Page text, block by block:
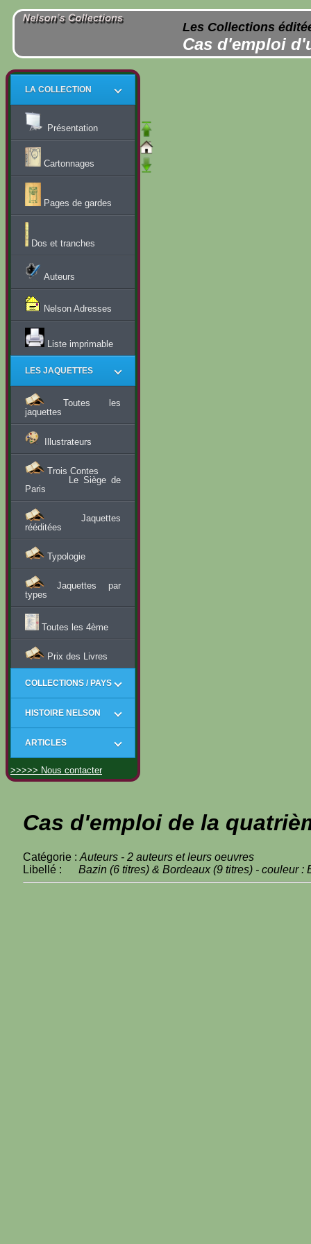
Les Collections
Cas d'emploi
LA COLLECTION
Présentation
Cartonnages
Pages de gardes
Dos et tranches
Auteurs
Nelson Adresses
Liste imprimable
LES JAQUETTES
Toutes les
jaquettes
Illustrateurs
Trois Contes
Le Siège de
Paris
Jaquettes
rééditées
Typologie
Jaquettes par
types
Toutes les 4ème
Prix des Livres
COLLECTIONS / PAYS
HISTOIRE NELSON
ARTICLES
>>>>> Nous contacter
Cas d'emploi de la
Catégorie : Auteurs - 2 auteurs et leurs oeuvres
Libellé : Bazin (6 titres) & Bordeaux (9 titres) - couleur :